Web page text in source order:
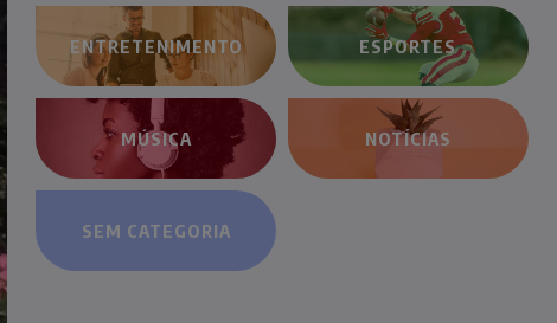
ENTRETENIMENTO ESPORTES
MÚSICA NOTÍCIAS
SEM CATEGORIA